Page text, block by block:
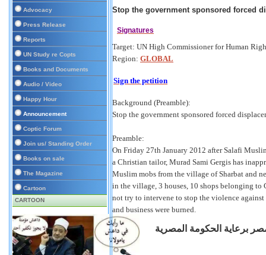
Advocacy
Press Release
Reports
UN Study re Copts
Books and Documents
Audio / Video
Happy Hour
Announcement
Coptic Forum
Join us/ Standing Order
Books on sale
The Magazine
Cartoon
CARTOON
Stop the government sponsored forced
Signatures
Target: UN High Commissioner for Human
Region: GLOBAL
Sign the petition
Background (Preamble):
Stop the government sponsored forced
Preamble:
On Friday 27th January 2012 after Salafi
a Christian tailor, Murad Sami Gergis has
Muslim mobs from the village of Sharbat and
in the village, 3 houses, 10 shops belonging
not try to intervene to stop the violence against
and business were burned.
برعاية الحكومة المصرية